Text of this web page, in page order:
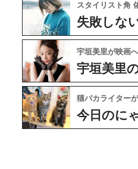
スタイリスト角
失敗しな
宇垣美里が映画
宇垣美里
猫バカライター
今日のに